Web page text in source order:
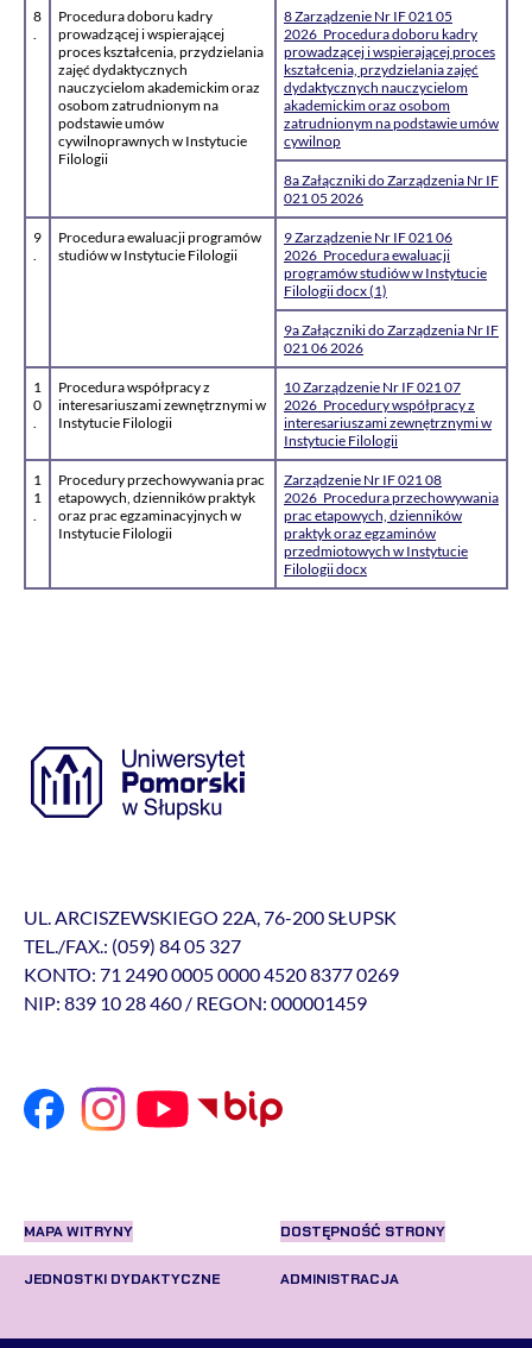
8
Procedura doboru kadry
prowadzącej i wspierającej
proces kształcenia, przydzielania
zajęć dydaktycznych
nauczycielom akademickim oraz
osobom zatrudnionym na
podstawie umów
cywilnoprawnych w Instytucie
Filologii
8 Zarządzenie Nr IF 021 05
2026_Procedura doboru kadry
prowadzącej i wspierającej proces
kształcenia, przydzielania zajęć
dydaktycznych nauczycielom
akademickim oraz osobom
zatrudnionym na podstawie umów
cywilnop
8a Załączniki do Zarządzenia Nr IF
021 05 2026
9
Procedura ewaluacji programów
studiów w Instytucie Filologii
9 Zarządzenie Nr IF 021 06
2026_Procedura ewaluacji
programów studiów w Instytucie
Filologii docx (1)
9a Załączniki do Zarządzenia Nr IF
021 06 2026
1
0
Procedura współpracy z
interesariuszami zewnętrznymi w
Instytucie Filologii
10 Zarządzenie Nr IF 021 07
2026_Procedury współpracy z
interesariuszami zewnętrznymi w
Instytucie Filologii
1
1
Procedury przechowywania prac
etapowych, dzienników praktyk
oraz prac egzaminacyjnych w
Instytucie Filologii
Zarządzenie Nr IF 021 08
2026_Procedura przechowywania
prac etapowych, dzienników
praktyk oraz egzaminów
przedmiotowych w Instytucie
Filologii docx
UL. ARCISZEWSKIEGO 22A, 76-200 SŁUPSK
TEL./FAX.: (059) 84 05 327
KONTO: 71 2490 0005 0000 4520 8377 0269
NIP: 839 10 28 460 / REGON: 000001459
MAPA WITRYNY DOSTĘPNOŚĆ STRONY
JEDNOSTKI DYDAKTYCZNE ADMINISTRACJA